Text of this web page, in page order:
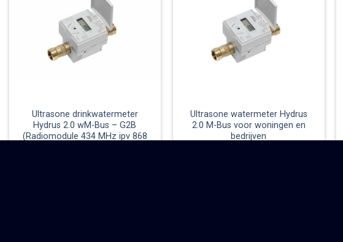
Ultrasone drinkwatermeter
Hydrus 2.0 wM-Bus – G2B
(Radiomodule 434 MHz ipv 868
Ultrasone watermeter Hydrus
2.0 M-Bus voor woningen en
bedrijven